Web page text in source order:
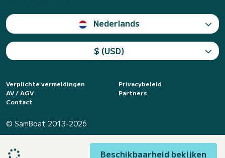
Beschikbaarheid bekijken
Nederlands
$ (USD)
Verplichte vermeldingen
Privacybeleid
AV / AGV
Partners
Contact
© SamBoat 2013-2026